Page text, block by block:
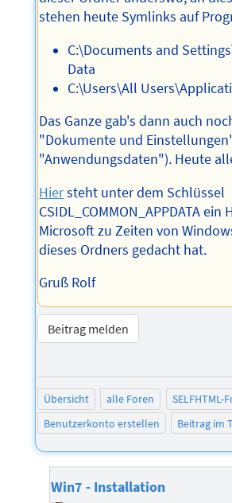
stehen heute Symlinks auf
C:\Documents and
Data
C:\Users\All
Das Ganze gab's dann auch
"Dokumente und
"Anwendungsdaten"). Heute
Hiersteht unter dem Schlüssel
CSIDL_COMMON_APPDATA
Microsoft zu Zeiten von
dieses Ordners gedacht hat.
Gruß Rolf
Beitrag melden
Übersicht alle Foren SELFHTML-
Benutzerkonto erstellen
Beitrag im
Win7 - Installation